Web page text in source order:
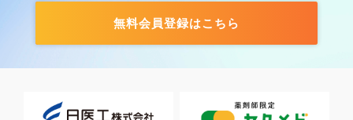
無料会員登録はこちら